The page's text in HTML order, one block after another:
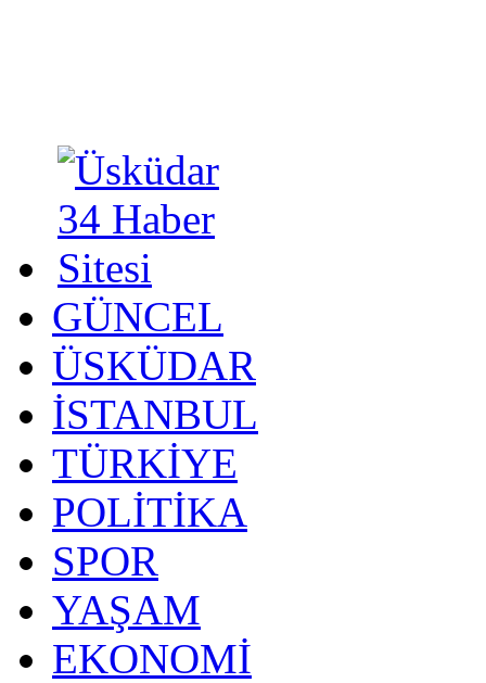
GÜNCEL
ÜSKÜDAR
İSTANBUL
TÜRKİYE
POLİTİKA
SPOR
YAŞAM
EKONOMİ